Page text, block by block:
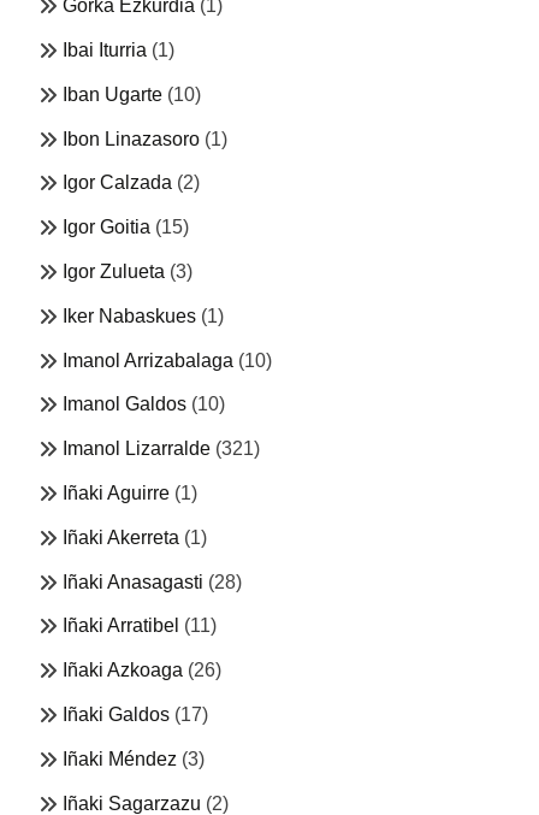
Gorka Ezkurdia (1)
Ibai Iturria (1)
Iban Ugarte (10)
Ibon Linazasoro (1)
Igor Calzada (2)
Igor Goitia (15)
Igor Zulueta (3)
Iker Nabaskues (1)
Imanol Arrizabalaga (10)
Imanol Galdos (10)
Imanol Lizarralde (321)
Iñaki Aguirre (1)
Iñaki Akerreta (1)
Iñaki Anasagasti (28)
Iñaki Arratibel (11)
Iñaki Azkoaga (26)
Iñaki Galdos (17)
Iñaki Méndez (3)
Iñaki Sagarzazu (2)